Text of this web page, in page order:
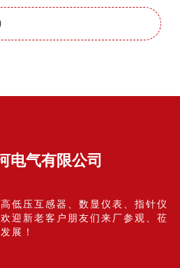
电气有限公司
低压互感器、数显仪表、指针仪
迎新老客户朋友们来厂参观、莅
展！